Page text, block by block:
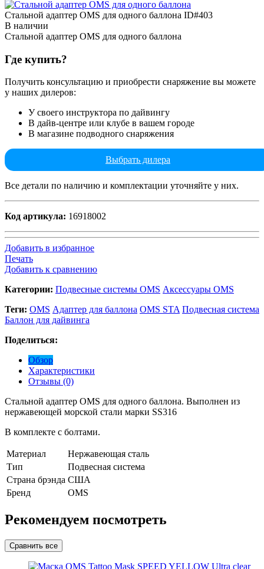
Стальной адаптер OMS для одного баллона ID#403
В наличии
Стальной адаптер OMS для одного баллона
Где купить?
Получить консультацию и приобрести снаряжение вы можете
у наших дилеров:
У своего инструктора по дайвингу
В дайв-центре или клубе в вашем городе
В магазине подводного снаряжения
Выбрать дилера
Все детали по наличию и комплектации уточняйте у них.
Код артикула: 16918002
Добавить в избранное
Печать
Добавить к сравнению
Категории: Подвесные системы OMS Аксессуары OMS
Теги: OMS Адаптер для баллона OMS STA Подвесная система
Баллон для дайвинга
Поделиться:
Обзор
Характеристики
Отзывы (0)
Стальной адаптер OMS для одного баллона. Выполнен из
нержавеющей морской стали марки SS316
В комплекте с болтами.
Материал
Нержавеющая сталь
Тип
Подвесная система
Страна брэнда США
Бренд
OMS
Рекомендуем посмотреть